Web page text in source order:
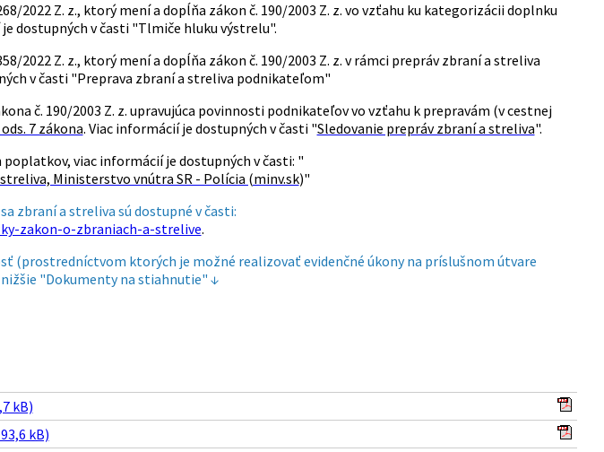
2022 Z. z., ktorý mení a dopĺňa zákon č. 190/2003 Z. z. vo vzťahu ku kategorizácii doplnku
dostupných v časti "Tlmiče hluku výstrelu".
2022 Z. z., ktorý mení a dopĺňa zákon č. 190/2003 Z. z. v rámci prepráv zbraní a streliva
v časti "Preprava zbraní a streliva podnikateľom"
č. 190/2003 Z. z. upravujúca povinnosti podnikateľov vo vzťahu k prepravám (v cestnej
7 zákona. Viac informácií je dostupných v časti "Sledovanie prepráv zbraní a streliva".
poplatkov, viac informácií je dostupných v časti: "
Ministerstvo vnútra SR - Polícia (minv.sk)"
zbraní a streliva sú dostupné v časti:
zakon-o-zbraniach-a-strelive.
(prostredníctvom ktorých je možné realizovať evidenčné úkony na príslušnom útvare
"Dokumenty na stiahnutie" ↓
kB)
kB)